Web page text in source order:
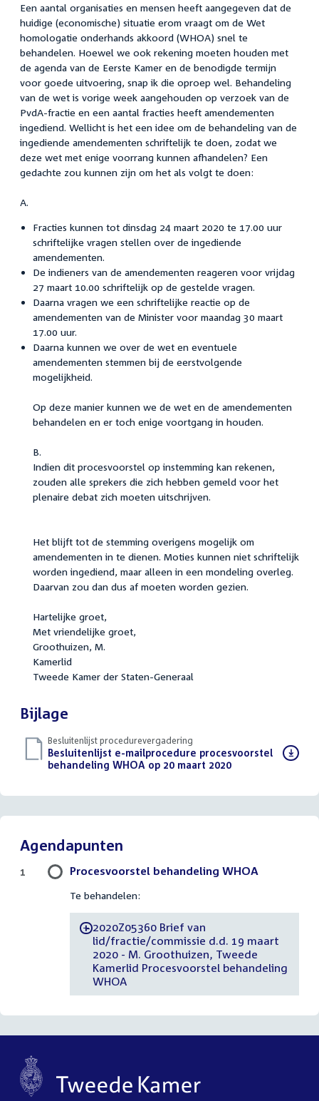
Een aantal organisaties en mensen heeft aangegeven dat de
huidige (economische) situatie erom vraagt om de Wet
homologatie onderhands akkoord (WHOA) snel te
behandelen. Hoewel we ook rekening moeten houden met
de agenda van de Eerste Kamer en de benodigde termijn
voor goede uitvoering, snap ik die oproep wel. Behandeling
van de wet is vorige week aangehouden op verzoek van de
PvdA-fractie en een aantal fracties heeft amendementen
ingediend. Wellicht is het een idee om de behandeling van de
ingediende amendementen schriftelijk te doen, zodat we
deze wet met enige voorrang kunnen afhandelen? Een
gedachte zou kunnen zijn om het als volgt te doen:
A.
Fracties kunnen tot dinsdag 24 maart 2020 te 17.00 uur
schriftelijke vragen stellen over de ingediende
amendementen.
De indieners van de amendementen reageren voor vrijdag
27 maart 10.00 schriftelijk op de gestelde vragen.
Daarna vragen we een schriftelijke reactie op de
amendementen van de Minister voor maandag 30 maart
17.00 uur.
Daarna kunnen we over de wet en eventuele
amendementen stemmen bij de eerstvolgende
mogelijkheid.
Op deze manier kunnen we de wet en de amendementen
behandelen en er toch enige voortgang in houden.
B.
Indien dit procesvoorstel op instemming kan rekenen,
zouden alle sprekers die zich hebben gemeld voor het
plenaire debat zich moeten uitschrijven.
Het blijft tot de stemming overigens mogelijk om
amendementen in te dienen. Moties kunnen niet schriftelijk
worden ingediend, maar alleen in een mondeling overleg.
Daarvan zou dan dus af moeten worden gezien.
Hartelijke groet,
Met vriendelijke groet,
Groothuizen, M.
Kamerlid
Tweede Kamer der Staten-Generaal
Bijlage
Besluitenlijst procedurevergadering
Download
bestand:
Besluitenlijst e-mailprocedure procesvoorstel
behandeling WHOA op 20 maart 2020(PDF)
Agendapunten
Procesvoorstel behandeling WHOA
Te behandelen:
-2020Z05360 Brief van
lid/fractie/commissie d.d. 19 maart
2020 - M. Groothuizen, Tweede
Kamerlid Procesvoorstel behandeling
WHOA
1